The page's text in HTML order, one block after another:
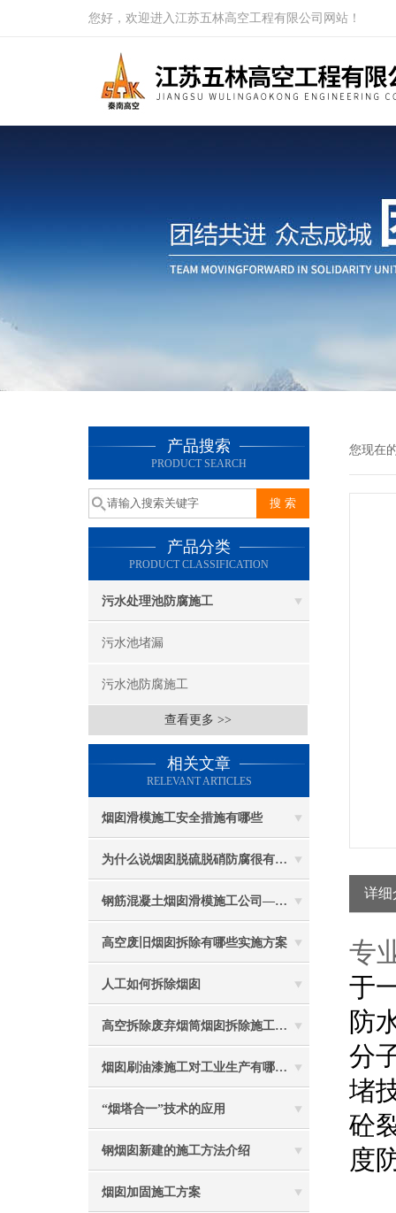
您好，欢迎进入江苏五林高空工程有限公司网站！
产品搜索
PRODUCT SEARCH
产品分类
PRODUCT CLASSIFICATION
污水处理池防腐施工
污水池堵漏
污水池防腐施工
查看更多 >>
相关文章
RELEVANT ARTICLES
烟囱滑模施工安全措施有哪些
为什么说烟囱脱硫脱硝防腐很有必要
钢筋混凝土烟囱滑模施工公司——选五林高空
高空废旧烟囱拆除有哪些实施方案
人工如何拆除烟囱
高空拆除废弃烟筒烟囱拆除施工措施 ：
烟囱刷油漆施工对工业生产有哪些效能？
“烟塔合一”技术的应用
钢烟囱新建的施工方法介绍
烟囱加固施工方案
您现在
详细
专
于
防
分
堵
砼
度